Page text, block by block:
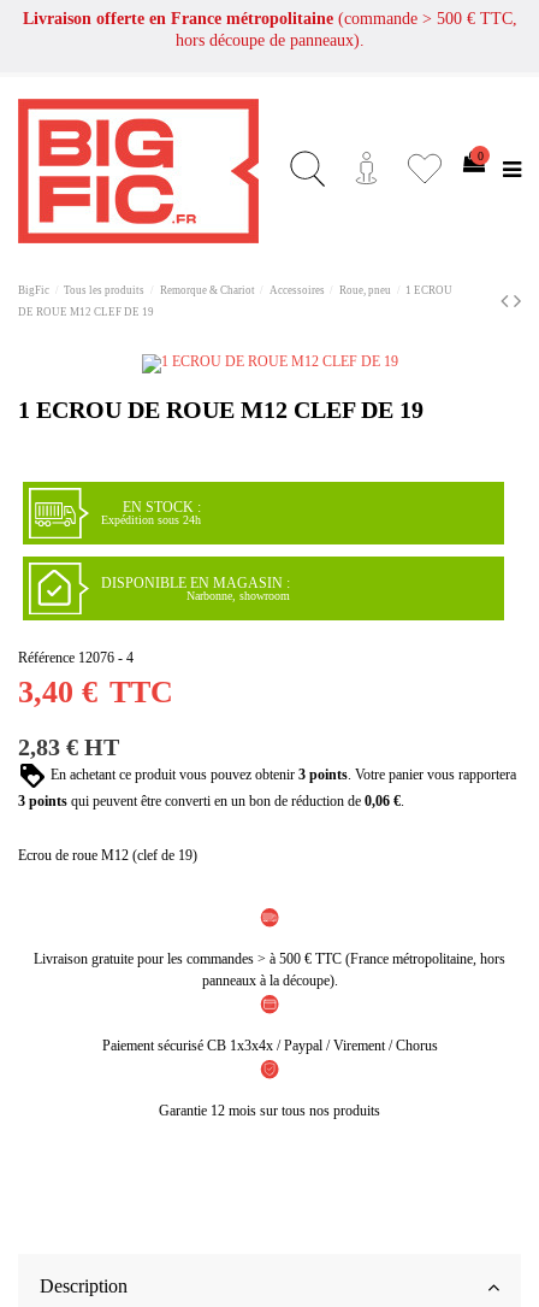
Livraison offerte en France métropolitaine (commande > 500 € TTC,
hors découpe de panneaux).
0
BigFic Tous les produits Remorque & Chariot Accessoires Roue, pneu
1 ECROU
DE ROUE M12 CLEF DE 19
1 ECROU DE ROUE M12 CLEF DE 19
EN STOCK :
Expédition sous 24h
DISPONIBLE EN MAGASIN :
Narbonne, showroom
Référence 12076 - 4
3,40 € TTC
2,83 € HT
En achetant ce produit vous pouvez obtenir 3 points . Votre panier vous rapportera
3 points qui peuvent être converti en un bon de réduction de 0,06 €
Ecrou de roue M12 (clef de 19)
Livraison gratuite pour les commandes > à 500 € TTC (France métropolitaine, hors
panneaux à la découpe).
Paiement sécurisé CB 1x3x4x / Paypal / Virement / Chorus
Garantie 12 mois sur tous nos produits
Description